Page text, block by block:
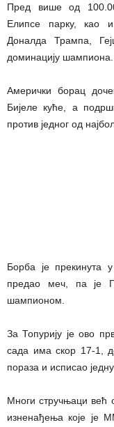
Пред више од
Елипсе парку, као и
Доналда Трампа,
доминацију шампиона.
Амерички борац
Бијеле куће, а
против једног од
Борба је прекинута
предао меч, па је
шампионом.
За Топурију је ово
сада има скор 17-1,
пораза и исписао
Многи стручњаци већ
изненађења које је